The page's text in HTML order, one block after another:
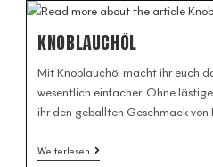
KNOBLAUCHÖL
Mit Knoblauchöl macht ihr euch
wesentlich einfacher. Ohne
ihr den geballten Geschmack
Weiterlesen